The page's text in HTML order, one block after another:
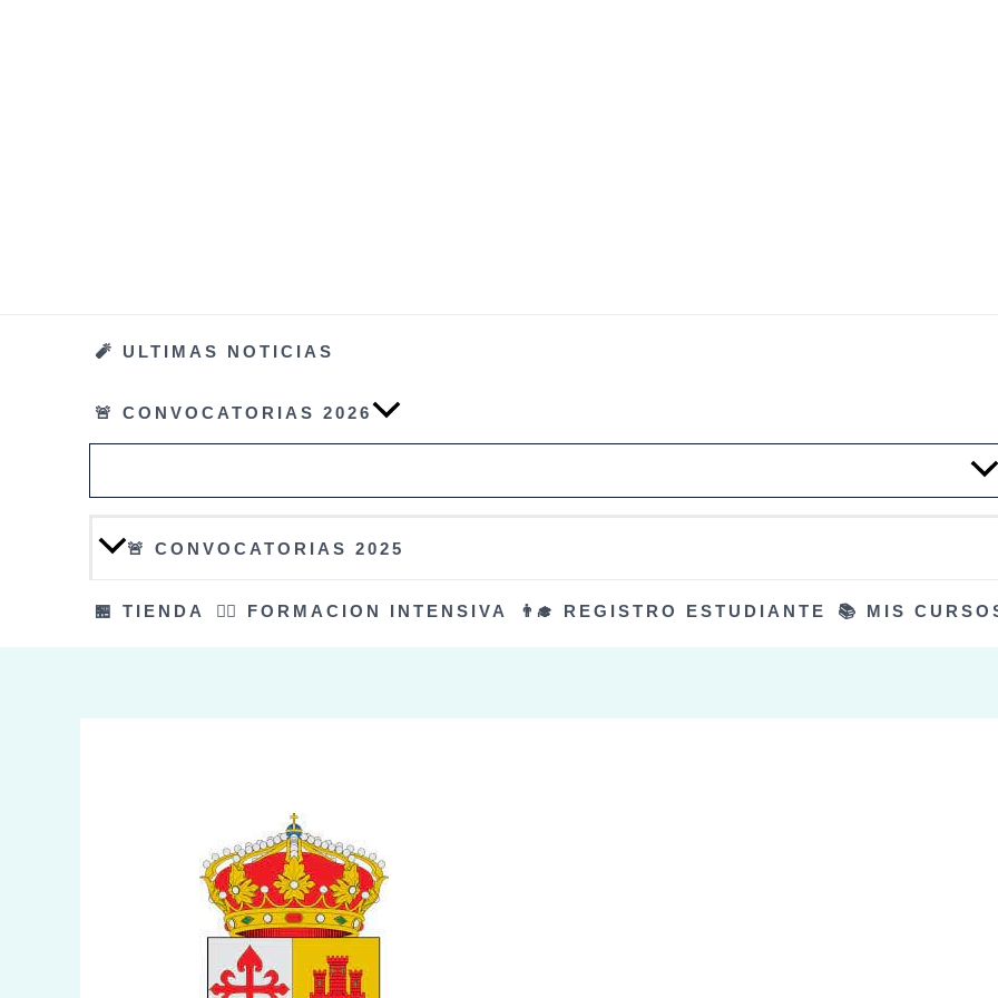
🧨 ULTIMAS NOTICIAS
🚨 CONVOCATORIAS 2026
🚨 CONVOCATORIAS 2025
🏪 TIENDA 👮‍♀️ FORMACION INTENSIVA 👨‍🎓 REGISTRO ESTUDIANTE 📚 MIS